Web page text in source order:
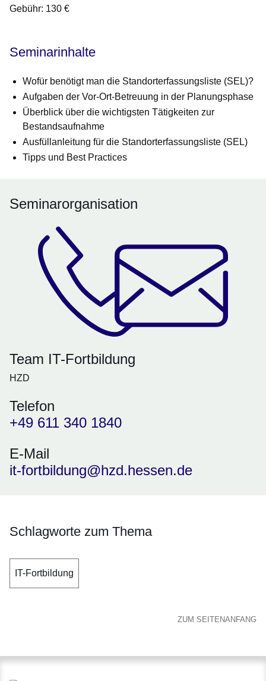
Gebühr: 130 €
Seminarinhalte
Wofür benötigt man die Standorterfassungsliste (SEL)?
Aufgaben der Vor-Ort-Betreuung in der Planungsphase
Überblick über die wichtigsten Tätigkeiten zur
Bestandsaufnahme
Ausfüllanleitung für die Standorterfassungsliste (SEL)
Tipps und Best Practices
Seminarorganisation
Team IT-Fortbildung
HZD
Telefon
+49 611 340 1840
E-Mail
it-fortbildung@hzd.hessen.de
Schlagworte zum Thema
IT-Fortbildung
ZUM SEITENANFANG